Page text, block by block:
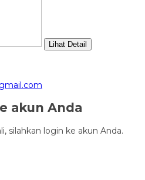
Lihat Detail
akun Anda
silahkan login ke akun Anda.